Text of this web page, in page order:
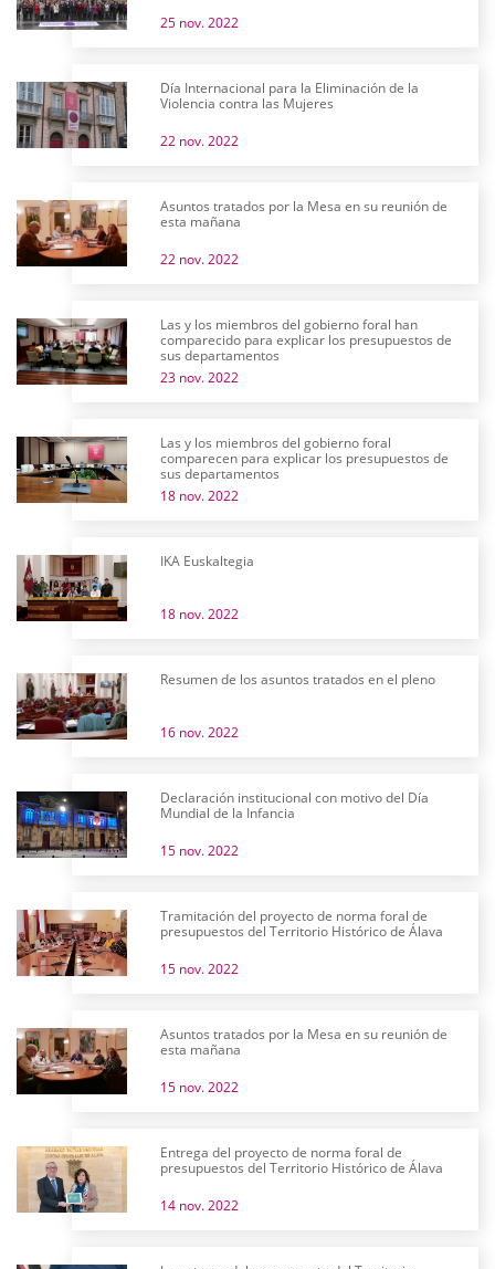
25 nov. 2022
Día Internacional para la Eliminación de la
Violencia contra las Mujeres
22 nov. 2022
Asuntos tratados por la Mesa en su reunión de
esta mañana
22 nov. 2022
Las y los miembros del gobierno foral han
comparecido para explicar los presupuestos de
sus departamentos
23 nov. 2022
Las y los miembros del gobierno foral
comparecen para explicar los presupuestos de
sus departamentos
18 nov. 2022
IKA Euskaltegia
18 nov. 2022
Resumen de los asuntos tratados en el pleno
16 nov. 2022
Declaración institucional con motivo del Día
Mundial de la Infancia
15 nov. 2022
Tramitación del proyecto de norma foral de
presupuestos del Territorio Histórico de Álava
15 nov. 2022
Asuntos tratados por la Mesa en su reunión de
esta mañana
15 nov. 2022
Entrega del proyecto de norma foral de
presupuestos del Territorio Histórico de Álava
14 nov. 2022